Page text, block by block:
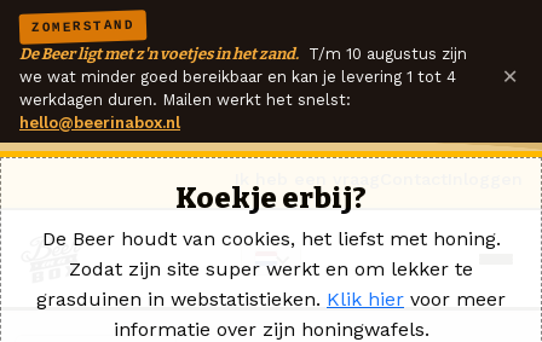
ZOMERSTAND
De Beer ligt met z'n voetjes in het zand. T/m 10 augustus zijn
we wat minder goed bereikbaar en kan je levering 1 tot 4
werkdagen duren. Mailen werkt het snelst:
hello@beerinabox.nl
×
Koekje erbij?
De Beer houdt van cookies, het liefst met honing.
Zodat zijn site super werkt en om lekker te
grasduinen in webstatistieken. Klik hier voor meer
informatie over zijn honingwafels.